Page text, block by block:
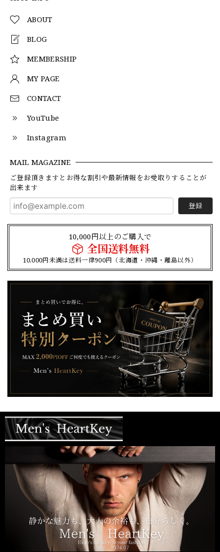
ABOUT
BLOG
MEMBERSHIP
MY PAGE
CONTACT
YouTube
Instagram
MAIL MAGAZINE
ご登録頂きますとお得な割引や最新情報をお受取りすることが
出来ます
登録
10,000円以上のご購入で
全国送料無料
10,000円未満は送料一律900円（北海道・沖縄・離島以外）